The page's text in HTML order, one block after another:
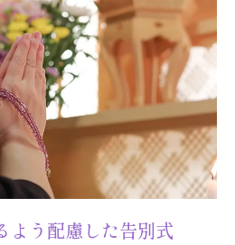
よう配慮した告別式